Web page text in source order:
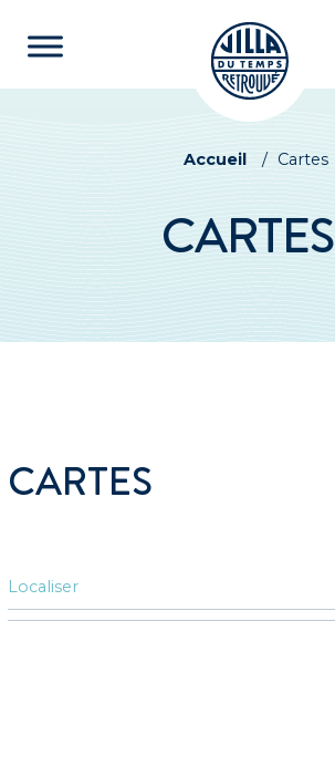
Accueil / Cartes
CARTES
CARTES
Localiser